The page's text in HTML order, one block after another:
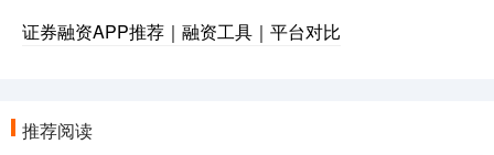
证券融资APP推荐｜融资工具｜平台对比
推荐阅读